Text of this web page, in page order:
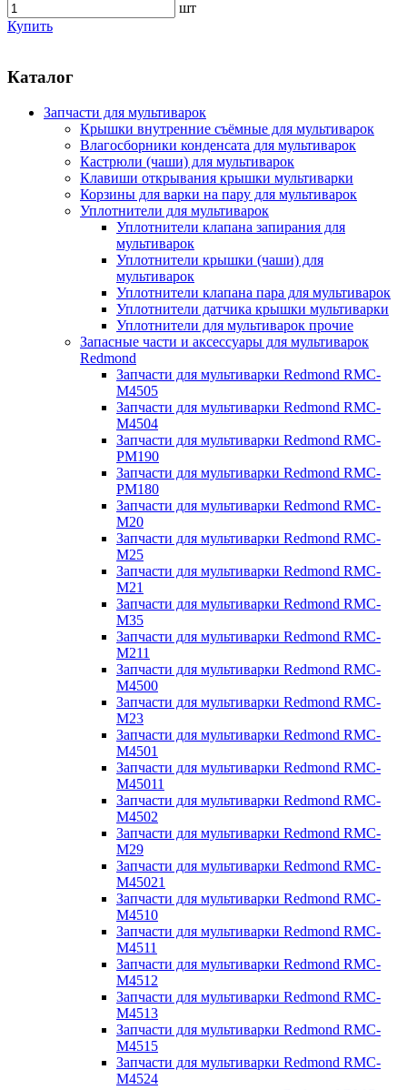
шт
Купить
Каталог
Запчасти для мультиварок
Крышки внутренние съёмные для мультиварок
Влагосборники конденсата для мультиварок
Кастрюли (чаши) для мультиварок
Клавиши открывания крышки мультиварки
Корзины для варки на пару для мультиварок
Уплотнители для мультиварок
Уплотнители клапана запирания для
мультиварок
Уплотнители крышки (чаши) для
мультиварок
Уплотнители клапана пара для мультиварок
Уплотнители датчика крышки мультиварки
Уплотнители для мультиварок прочие
Запасные части и аксессуары для мультиварок
Redmond
Запчасти для мультиварки Redmond RMC-
M4505
Запчасти для мультиварки Redmond RMC-
M4504
Запчасти для мультиварки Redmond RMC-
PM190
Запчасти для мультиварки Redmond RMC-
PM180
Запчасти для мультиварки Redmond RMC-
M20
Запчасти для мультиварки Redmond RMC-
M25
Запчасти для мультиварки Redmond RMC-
M21
Запчасти для мультиварки Redmond RMC-
M35
Запчасти для мультиварки Redmond RMC-
M211
Запчасти для мультиварки Redmond RMC-
M4500
Запчасти для мультиварки Redmond RMC-
M23
Запчасти для мультиварки Redmond RMC-
M4501
Запчасти для мультиварки Redmond RMC-
M45011
Запчасти для мультиварки Redmond RMC-
M4502
Запчасти для мультиварки Redmond RMC-
M29
Запчасти для мультиварки Redmond RMC-
M45021
Запчасти для мультиварки Redmond RMC-
M4510
Запчасти для мультиварки Redmond RMC-
M4511
Запчасти для мультиварки Redmond RMC-
M4512
Запчасти для мультиварки Redmond RMC-
M4513
Запчасти для мультиварки Redmond RMC-
M4515
Запчасти для мультиварки Redmond RMC-
M4524